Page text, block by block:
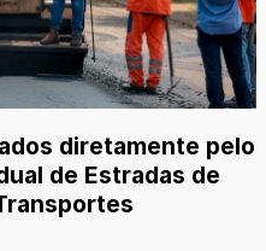
diretamente pelo
de Estradas de